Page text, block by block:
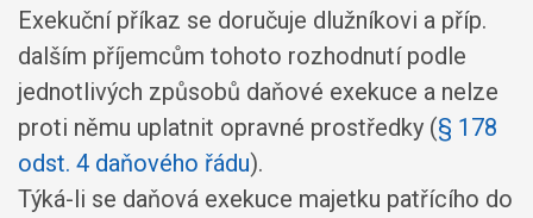
Exekuční příkaz se doručuje dlužníkovi a příp.
dalším příjemcům tohoto rozhodnutí podle
jednotlivých způsobů daňové exekuce a nelze
proti němu uplatnit opravné prostředky (§ 178
odst. 4 daňového řádu).
Týká-li se daňová exekuce majetku patřícího do